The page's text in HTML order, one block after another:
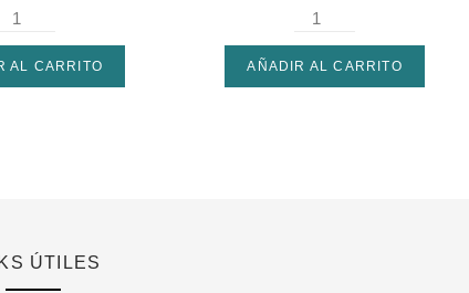
AL CARRITO AÑADIR AL CARRITO
ÚTILES